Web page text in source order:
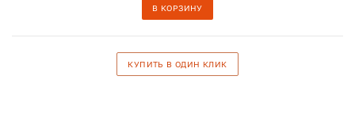
В КОРЗИНУ
КУПИТЬ В ОДИН КЛИК